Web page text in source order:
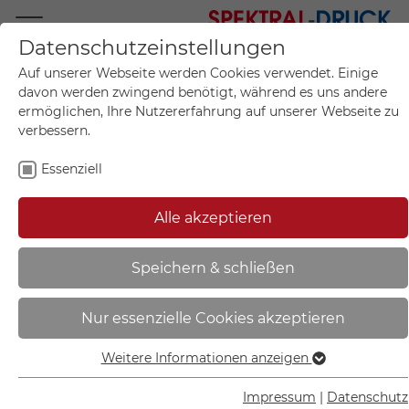
Mo.-Fr. 09:00-17:00
+49 (0)711 55 75 25
Mein Konto
Mein Warenkorb
Sie sind hier: Start
TL-Fußplatte | standsicher und
stapelbar - 90.9650
Datenschutzeinstellungen
Auf unserer Webseite werden Cookies verwendet. Einige
davon werden zwingend benötigt, während es uns andere
ermöglichen, Ihre Nutzererfahrung auf unserer Webseite zu
verbessern.
Essenziell
Alle akzeptieren
Speichern & schließen
Nur essenzielle Cookies akzeptieren
Essenziell
Essenzielle Cookies werden für grundlegende Funktionen
Weitere Informationen anzeigen
Impressum Datenschutz